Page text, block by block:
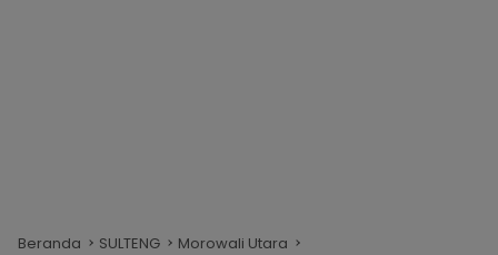
Beranda SULTENG Morowali Utara